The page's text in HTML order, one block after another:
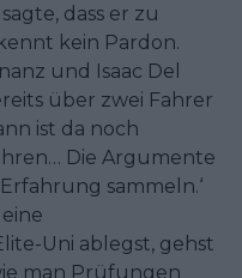
dass er zu
kein Pardon.
und Isaac Del
über zwei Fahrer
ist da noch
Die Argumente
sammeln.‘
Uni ablegst, gehst
man Prüfungen